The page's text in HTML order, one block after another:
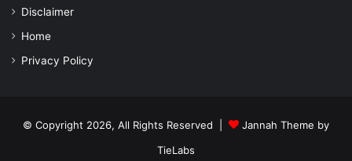
Disclaimer
Home
Privacy Policy
© Copyright 2026, All Rights Reserved |
Jannah Theme by
TieLabs